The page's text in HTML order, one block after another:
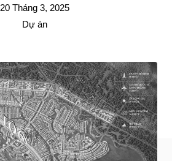
20 Tháng 3, 2025
Dự án